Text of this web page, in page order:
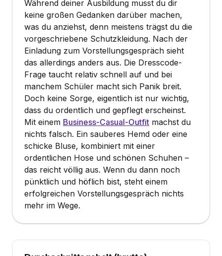
Während deiner Ausbildung musst du dir
keine großen Gedanken darüber machen,
was du anziehst, denn meistens trägst du die
vorgeschriebene Schutzkleidung. Nach der
Einladung zum Vorstellungsgespräch sieht
das allerdings anders aus. Die Dresscode-
Frage taucht relativ schnell auf und bei
manchem Schüler macht sich Panik breit.
Doch keine Sorge, eigentlich ist nur wichtig,
dass du ordentlich und gepflegt erscheinst.
Mit einem Business-Casual-Outfit machst du
nichts falsch. Ein sauberes Hemd oder eine
schicke Bluse, kombiniert mit einer
ordentlichen Hose und schönen Schuhen –
das reicht völlig aus. Wenn du dann noch
pünktlich und höflich bist, steht einem
erfolgreichen Vorstellungsgespräch nichts
mehr im Wege.